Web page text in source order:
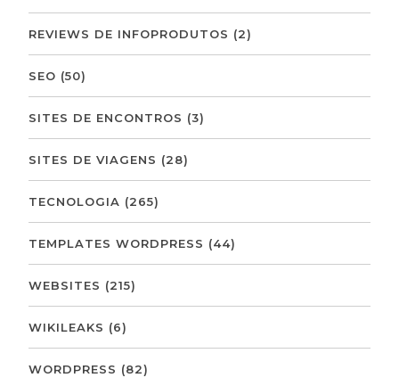
REVIEWS DE INFOPRODUTOS (2)
SEO (50)
SITES DE ENCONTROS (3)
SITES DE VIAGENS (28)
TECNOLOGIA (265)
TEMPLATES WORDPRESS (44)
WEBSITES (215)
WIKILEAKS (6)
WORDPRESS (82)